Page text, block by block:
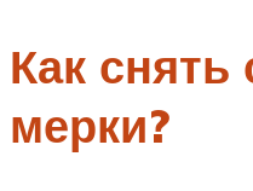
Как снять
мерки?